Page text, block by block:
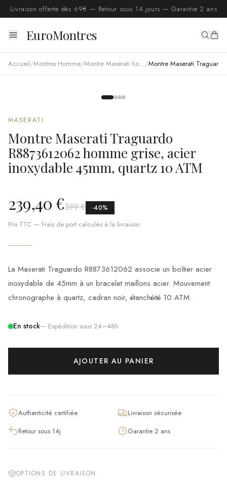
Livraison offerte dès 69€ — Retour sous 14 jours — Garantie 2 ans
EuroMontres
Accueil/Montres Homme/ Montre Maserati homme/
MASERATI
Montre Maserati Traguardo
R8873612062 homme grise, acier
inoxydable 45mm, quartz 10 ATM
239,40 €399 € -40%
Prix TTC — Frais de port calculés à la livraison
La Maserati Traguardo R8873612062 associe un boîtier acier
inoxydable de 45mm à un bracelet maillons acier. Mouvement
chronographe à quartz, cadran noir, étanchéité 10 ATM.
En stock— Expédition sous 24–48h
AJOUTER AU PANIER
Authenticité certifiée
Livraison sécurisée
Retour sous 14j
Garantie 2 ans
OPTIONS DE LIVRAISON